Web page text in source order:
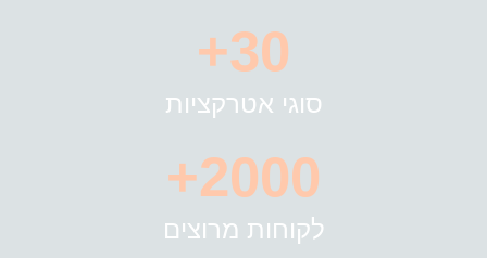
30+
סוגי אטרקציות
2000+
לקוחות מרוצים